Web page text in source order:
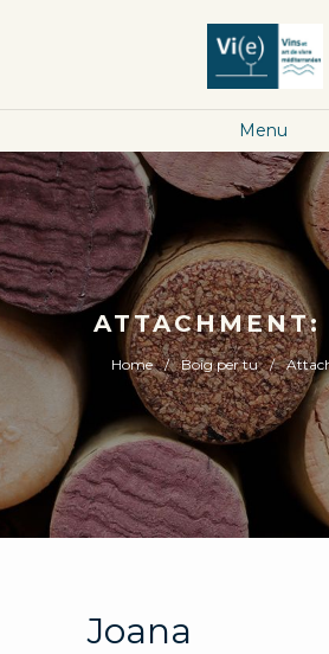
Menu
ATTACHMENT:
Home Boig per tu
Joana